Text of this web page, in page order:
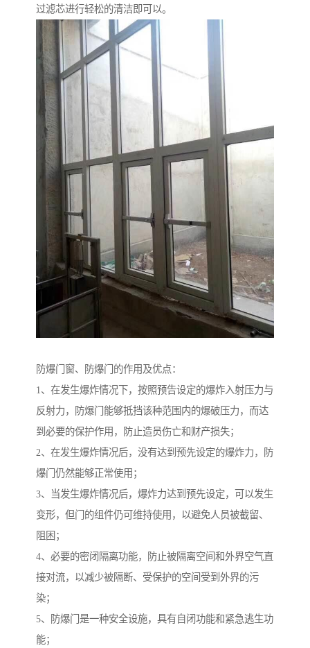
过滤芯进行轻松的清洁即可以。
防爆门窗、防爆门的作用及优点：
1、在发生爆炸情况下，按照预告设定的爆炸入射压力与
反射力，防爆门能够抵挡该种范围内的爆破压力，而达
到必要的保护作用，防止造员伤亡和财产损失；
2、在发生爆炸情况后，没有达到预先设定的爆炸力，防
爆门仍然能够正常使用；
3、当发生爆炸情况后，爆炸力达到预先设定，可以发生
变形，但门的组件仍可维持使用，以避免人员被截留、
阻困；
4、必要的密闭隔离功能，防止被隔离空间和外界空气直
接对流，以减少被隔断、受保护的空间受到外界的污
染；
5、防爆门是一种安全设施，具有自闭功能和紧急逃生功
能；